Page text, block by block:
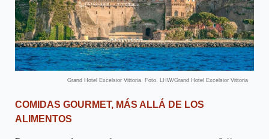
Grand Hotel Excelsior Vittoria. Foto. LHW/Grand Hotel Excelsior Vittoria
COMIDAS GOURMET, MÁS ALLÁ DE LOS
ALIMENTOS